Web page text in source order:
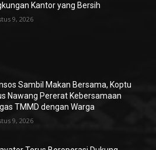
Kantor yang Bersih
9, 2026
Sambil Makan Bersama, Koptu
Nawang Pererat Kebersamaan
TMMD dengan Warga
9, 2026